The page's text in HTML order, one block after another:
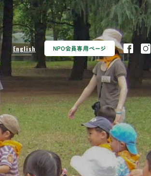
English NPO会員専用ページ